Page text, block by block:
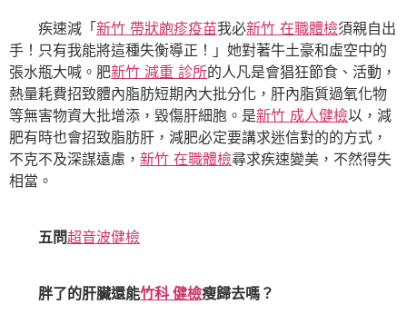
疾速減「新竹 帶狀皰疹疫苗我必新竹 在職體檢須親自出
手！只有我能將這種失衡導正！」她對著牛土豪和虛空中的
張水瓶大喊。肥新竹 減重 診所的人凡是會猖狂節食、活動，
熱量耗費招致體內脂肪短期內大批分化，肝內脂質過氧化物
等無害物資大批增添，毀傷肝細胞。是新竹 成人健檢以，減
肥有時也會招致脂肪肝，減肥必定要講求迷信對的的方式，
不克不及深謀遠慮， 新竹 在職體檢尋求疾速變美，不然得失
相當。
五問超音波健檢
胖了的肝臟還能竹科 健檢瘦歸去嗎？